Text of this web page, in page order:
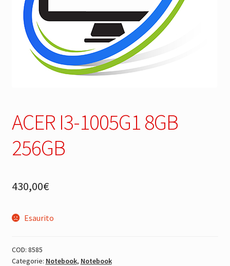
ACER I3-1005G1 8GB
256GB
430,00€
Esaurito
COD: 8585
Categorie: Notebook, Notebook